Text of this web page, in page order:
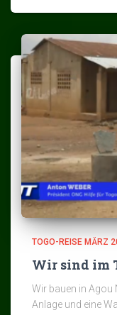
TOGO-REISE MÄRZ
Wir sind im
Wir bauen in Agou
Anlage und eine